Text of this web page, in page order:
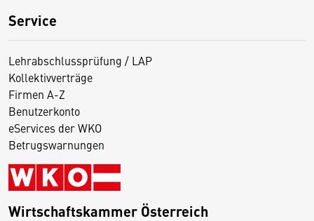
Service
Lehrabschlussprüfung / LAP
Kollektivverträge
Firmen A-Z
Benutzerkonto
eServices der WKO
Betrugswarnungen
Wirtschaftskammer Österreich